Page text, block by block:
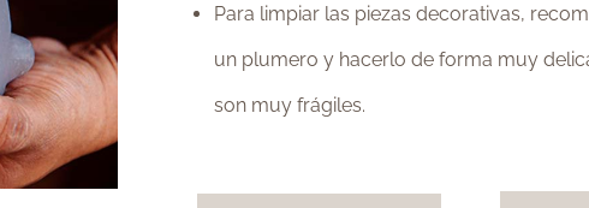
Para limpiar las piezas decorativas,
un plumero y hacerlo de forma muy
son muy frágiles.